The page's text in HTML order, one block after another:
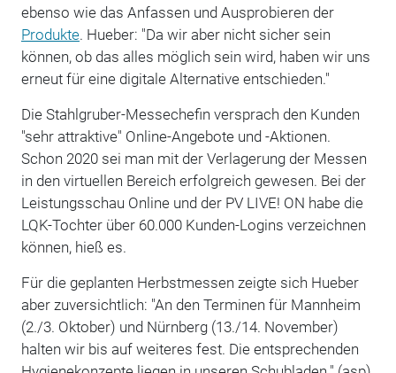
ebenso wie das Anfassen und Ausprobieren der
Produkte. Hueber: "Da wir aber nicht sicher sein
können, ob das alles möglich sein wird, haben wir uns
erneut für eine digitale Alternative entschieden."
Die Stahlgruber-Messechefin versprach den Kunden
"sehr attraktive" Online-Angebote und -Aktionen.
Schon 2020 sei man mit der Verlagerung der Messen
in den virtuellen Bereich erfolgreich gewesen. Bei der
Leistungsschau Online und der PV LIVE! ON habe die
LQK-Tochter über 60.000 Kunden-Logins verzeichnen
können, hieß es.
Für die geplanten Herbstmessen zeigte sich Hueber
aber zuversichtlich: "An den Terminen für Mannheim
(2./3. Oktober) und Nürnberg (13./14. November)
halten wir bis auf weiteres fest. Die entsprechenden